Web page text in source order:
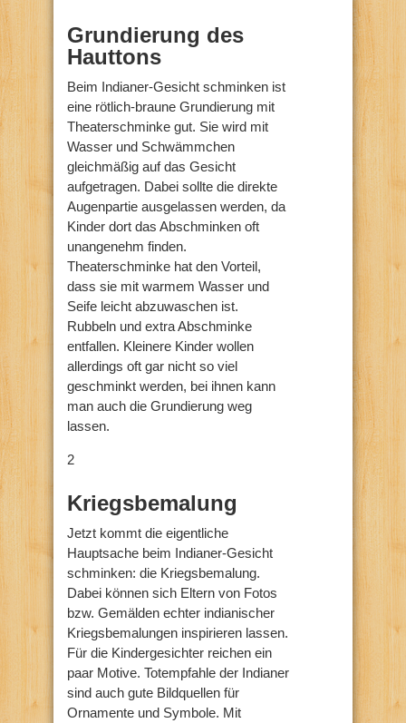
Grundierung des
Hauttons
Beim Indianer-Gesicht schminken ist
eine rötlich-braune Grundierung mit
Theaterschminke gut. Sie wird mit
Wasser und Schwämmchen
gleichmäßig auf das Gesicht
aufgetragen. Dabei sollte die direkte
Augenpartie ausgelassen werden, da
Kinder dort das Abschminken oft
unangenehm finden.
Theaterschminke hat den Vorteil,
dass sie mit warmem Wasser und
Seife leicht abzuwaschen ist.
Rubbeln und extra Abschminke
entfallen. Kleinere Kinder wollen
allerdings oft gar nicht so viel
geschminkt werden, bei ihnen kann
man auch die Grundierung weg
lassen.
2
Kriegsbemalung
Jetzt kommt die eigentliche
Hauptsache beim Indianer-Gesicht
schminken: die Kriegsbemalung.
Dabei können sich Eltern von Fotos
bzw. Gemälden echter indianischer
Kriegsbemalungen inspirieren lassen.
Für die Kindergesichter reichen ein
paar Motive. Totempfahle der Indianer
sind auch gute Bildquellen für
Ornamente und Symbole. Mit